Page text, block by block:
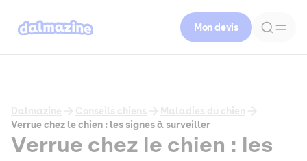
Mon devis
Dalmazine Conseils chiens
Maladies du chien
Verrue chez le chien : les signes à surveiller
Verrue chez le chien : les